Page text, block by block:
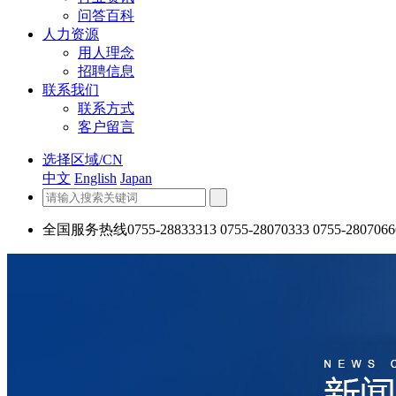
问答百科
人力资源
用人理念
招聘信息
联系我们
联系方式
客户留言
选择区域/CN
中文 English Japan
全国服务热线0755-28833313 0755-28070333 0755-